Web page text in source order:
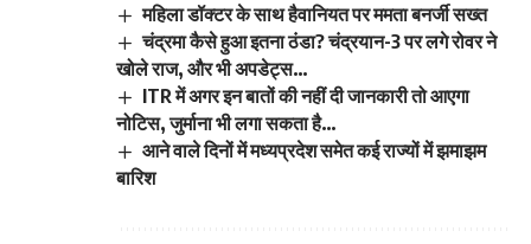
महिला डॉक्टर के साथ हैवानियत पर ममता बनर्जी सख्त
चंद्रमा कैसे हुआ इतना ठंडा? चंद्रयान-3 पर लगे रोवर ने
खोले राज, और भी अपडेट्स…
ITR में अगर इन बातों की नहीं दी जानकारी तो आएगा
नोटिस, जुर्माना भी लगा सकता है…
आने वाले दिनों में मध्यप्रदेश समेत कई राज्यों में झमाझम
बारिश